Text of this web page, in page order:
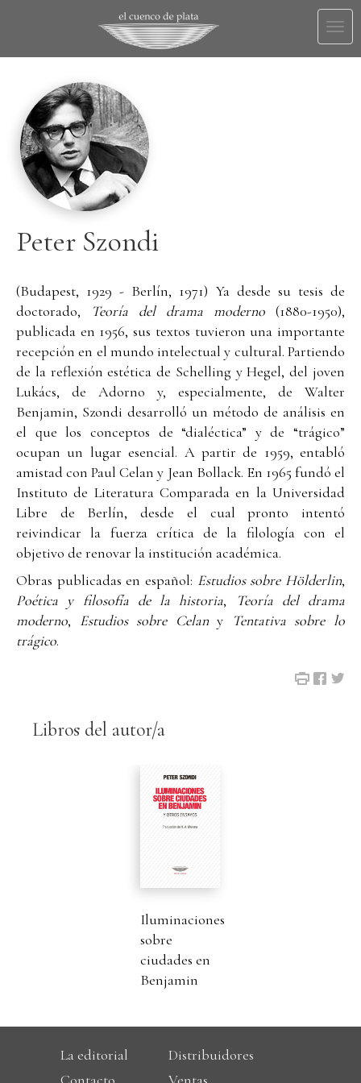
Peter Szondi
(Budapest, 1929 - Berlín, 1971) Ya desde su tesis de
doctorado,
Teoría del drama moderno (1880-1950),
publicada en 1956, sus textos tuvieron una importante
recepción en el mundo intelectual y cultural. Partiendo
de la reflexión estética de Schelling y Hegel, del joven
Lukács, de Adorno y, especialmente, de Walter
Benjamin, Szondi desarrolló un método de análisis en
el que los conceptos de “dialéctica” y de “trágico”
ocupan un lugar esencial. A partir de 1959, entabló
amistad con Paul Celan y Jean Bollack. En 1965 fundó el
Instituto de Literatura Comparada en la Universidad
Libre de Berlín, desde el cual pronto intentó
reivindicar la fuerza crítica de la filología con el
objetivo de renovar la institución académica.
Obras publicadas en español: Estudios sobre Hölderlin,
Poética y filosofía de la historia,
Teoría del drama
moderno, Estudios sobre Celany
Tentativa sobre lo
trágico.
Libros del autor/a
Iluminaciones
sobre
ciudades en
Benjamin
La editorial
Distribuidores